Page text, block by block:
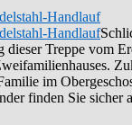
Treppe vom
im
finden Sie sicher